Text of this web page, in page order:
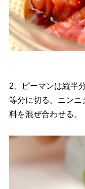
2、ピーマンは縦半
等分に切る。ニンニ
料を混ぜ合わせる。